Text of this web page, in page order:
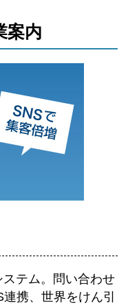
案内
テム。 問い合わせ
携、世界をけん引